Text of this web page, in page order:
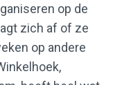
op de
zich af of ze
op andere